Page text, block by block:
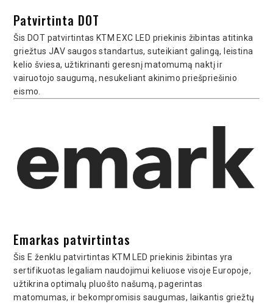
Patvirtinta DOT
Šis DOT patvirtintas KTM EXC LED priekinis žibintas atitinka
griežtus JAV saugos standartus, suteikiant galingą, leistina
kelio šviesa, užtikrinanti geresnį matomumą naktį ir
vairuotojo saugumą, nesukeliant akinimo priešpriešinio
eismo.
Emarkas patvirtintas
Šis E ženklu patvirtintas KTM LED priekinis žibintas yra
sertifikuotas legaliam naudojimui keliuose visoje Europoje,
užtikrina optimalų pluošto našumą, pagerintas
matomumas, ir bekompromisis saugumas, laikantis griežtų